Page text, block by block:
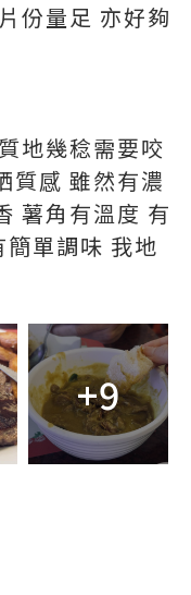
份量足 亦好夠
地幾稔需要咬
質感 雖然有濃
薯角有溫度 有
單調味 我地
+9